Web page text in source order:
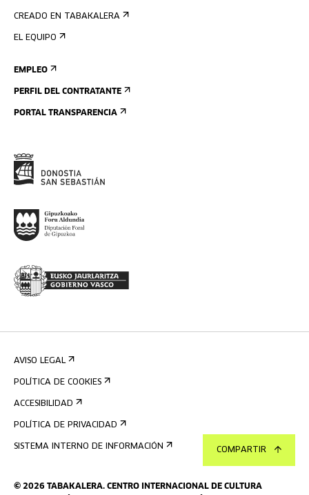
COMPARTIR
CREADO EN TABAKALERA
EL EQUIPO
EMPLEO
PERFIL DEL CONTRATANTE
PORTAL TRANSPARENCIA
© 2026 TABAKALERA. CENTRO INTERNACIONAL DE CULTURA
AVISO LEGAL
POLÍTICA DE COOKIES
ACCESIBILIDAD
POLÍTICA DE PRIVACIDAD
SISTEMA INTERNO DE INFORMACIÓN